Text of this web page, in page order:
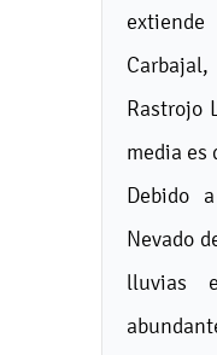
Rastrojo
media es
Debido
Nevado
lluvias